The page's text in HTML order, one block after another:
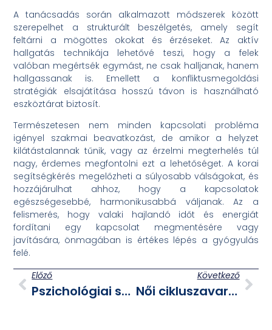
A tanácsadás során alkalmazott módszerek között
szerepelhet a strukturált beszélgetés, amely segít
feltárni a mögöttes okokat és érzéseket. Az aktív
hallgatás technikája lehetővé teszi, hogy a felek
valóban megértsék egymást, ne csak halljanak, hanem
hallgassanak is. Emellett a konfliktusmegoldási
stratégiák elsajátítása hosszú távon is használható
eszköztárat biztosít.
Természetesen nem minden kapcsolati probléma
igényel szakmai beavatkozást, de amikor a helyzet
kilátástalannak tűnik, vagy az érzelmi megterhelés túl
nagy, érdemes megfontolni ezt a lehetőséget. A korai
segítségkérés megelőzheti a súlyosabb válságokat, és
hozzájárulhat ahhoz, hogy a kapcsolatok
egészségesebbé, harmonikusabbá váljanak. Az a
felismerés, hogy valaki hajlandó időt és energiát
fordítani egy kapcsolat megmentésére vagy
javítására, önmagában is értékes lépés a gyógyulás
felé.
Előző
Pszichológiai segítség és terápia: mire számíthatunk az első konzultációkor és hogyan zajlik a terápiás folyamat
Következő
Női cikluszavarok és hormonális problémák természetes kezelése gyógynövényekkel